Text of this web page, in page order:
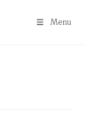
Menu